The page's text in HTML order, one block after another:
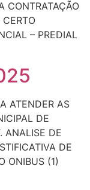
CONTRATAÇÃO
– PREDIAL
ATENDER AS
DE
ANALISE DE
DE
ONIBUS (1)